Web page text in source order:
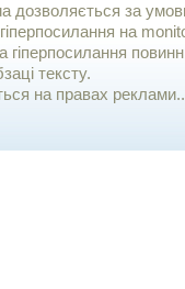
дозволяється за
на
тексту.
на правах реклами..